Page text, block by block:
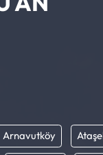
Arnavutköy